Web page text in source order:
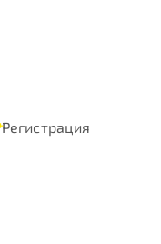
Регистрация